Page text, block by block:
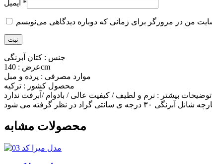
*
جنس : کتان آبرنگی
عرض : 140cm
موارد مصرفی : پرده و مبل
محصول کشور : ترکیه
توضیحات بیشتر : نرم و لطیف / کیفیت عالی / بادوام /آبرفت ندارد
محصولات مشابه